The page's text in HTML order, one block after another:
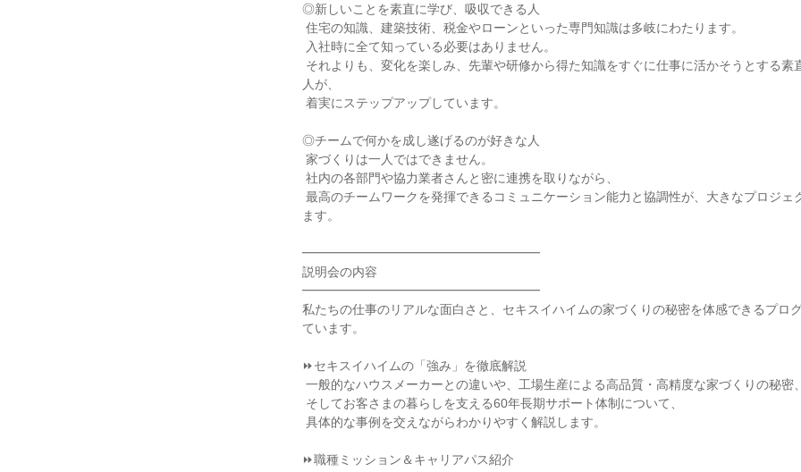
◎新しいことを素直に学び、吸収できる人
人が、
◎チームで何かを成し遂げるのが好きな人
ます。
━━━━━━━━━━━━━━━━━━━
説明会の内容
━━━━━━━━━━━━━━━━━━━
私たちの仕事のリアルな面白さと、セキスイハイムの家づくりの秘密を体感できるプロ
ています。
⏩セキスイハイムの「強み」を徹底解説
⏩職種ミッション＆キャリアパス紹介